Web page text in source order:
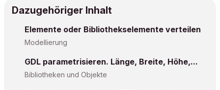
Dazugehöriger Inhalt
Elemente oder Bibliothekselemente verteilen
Modellierung
GDL parametrisieren. Länge, Breite, Höhe,...
Bibliotheken und Objekte